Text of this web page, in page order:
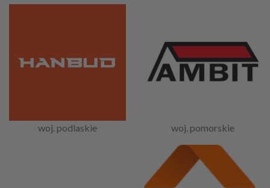
woj. podlaskie woj. pomorskie